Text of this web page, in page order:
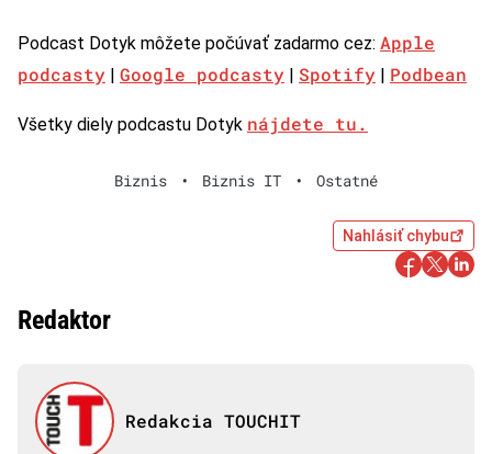
Podcast Dotyk môžete počúvať zadarmo cez: Apple
podcasty
Google podcasty Spotify Podbean
Všetky diely podcastu Dotyk nájdete tu.
Biznis • Biznis IT • Ostatné
Nahlásiť chybu
Redaktor
Redakcia TOUCHIT